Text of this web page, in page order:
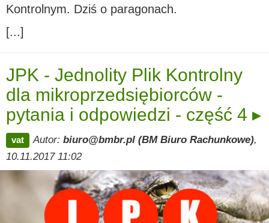
Kontrolnym. Dziś o paragonach.
[...]
JPK - Jednolity Plik Kontrolny
dla mikroprzedsiębiorców -
pytania i odpowiedzi - część 4 ▸
vat Autor: biuro@bmbr.pl (BM Biuro Rachunkowe),
10.11.2017 11:02